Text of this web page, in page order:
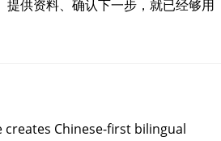
供资料、确认下一步，就已经够用
Chinese-first bilingual